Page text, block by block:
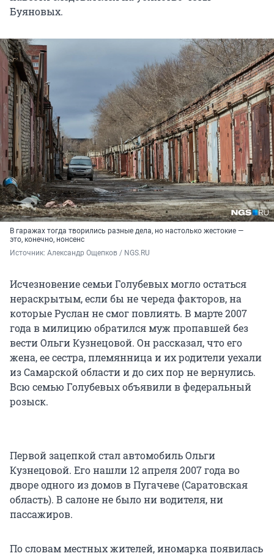
Буяновых.
В гаражах тогда творились разные дела, но настолько жестокие —
это, конечно, нонсенс
Источник: Александр Ощепков / NGS.RU
Исчезновение семьи Голубевых могло остаться
нераскрытым, если бы не череда факторов, на
которые Руслан не смог повлиять. В марте 2007
года в милицию обратился муж пропавшей без
вести Ольги Кузнецовой. Он рассказал, что его
жена, ее сестра, племянница и их родители уехали
из Самарской области и до сих пор не вернулись.
Всю семью Голубевых объявили в федеральный
розыск.
Первой зацепкой стал автомобиль Ольги
Кузнецовой. Его нашли 12 апреля 2007 года во
дворе одного из домов в Пугачеве (Саратовская
область). В салоне не было ни водителя, ни
пассажиров.
По словам местных жителей, иномарка появилась